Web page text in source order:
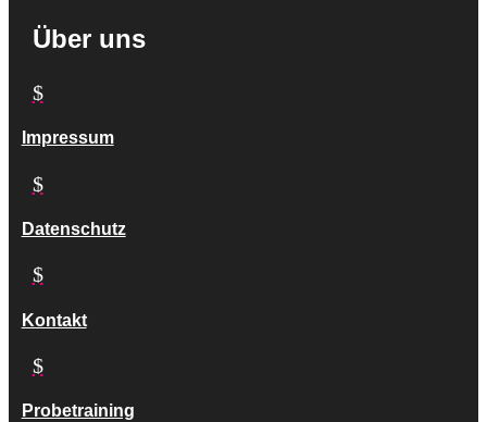
Über uns
$
Impressum
$
Datenschutz
$
Kontakt
$
Probetraining